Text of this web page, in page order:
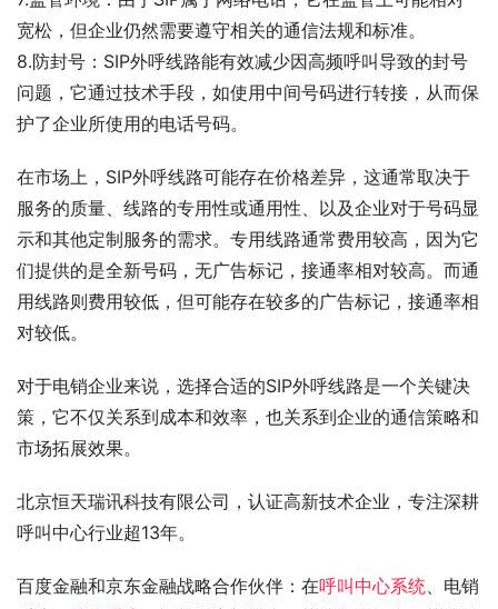
宽松，但企业仍然需要遵守相关的通信法规和标准。
8.防封号：SIP外呼线路能有效减少因高频呼叫导致的封号
问题，它通过技术手段，如使用中间号码进行转接，从而保
护了企业所使用的电话号码。
在市场上，SIP外呼线路可能存在价格差异，这通常取决于
服务的质量、线路的专用性或通用性、以及企业对于号码显
示和其他定制服务的需求。专用线路通常费用较高，因为它
们提供的是全新号码，无广告标记，接通率相对较高。而通
用线路则费用较低，但可能存在较多的广告标记，接通率相
对较低。
对于电销企业来说，选择合适的SIP外呼线路是一个关键决
策，它不仅关系到成本和效率，也关系到企业的通信策略和
市场拓展效果。
北京恒天瑞讯科技有限公司，认证高新技术企业，专注深耕
呼叫中心行业超13年。
百度金融和京东金融战略合作伙伴：在呼叫中心系统、电销